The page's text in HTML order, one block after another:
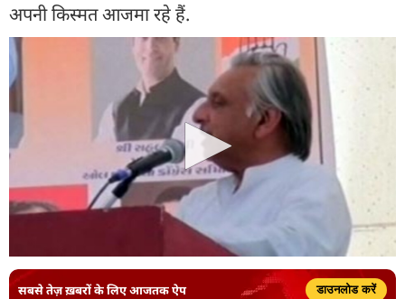
अपनी किस्मत आजमा रहे हैं.
सबसे तेज़ ख़बरों के लिए आजतक ऐप डाउनलोड करें